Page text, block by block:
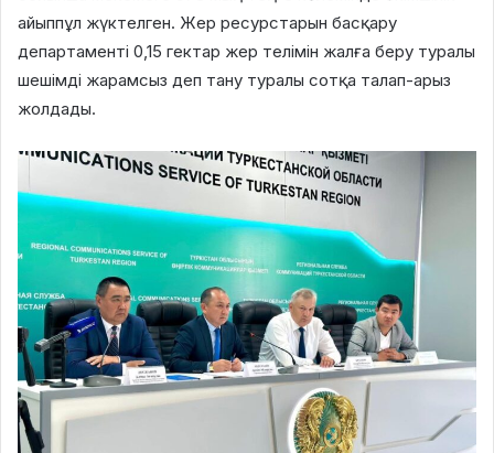
айыппұл жүктелген. Жер ресурстарын басқару
департаменті 0,15 гектар жер телімін жалға беру туралы
шешімді жарамсыз деп тану туралы сотқа талап-арыз
жолдады.